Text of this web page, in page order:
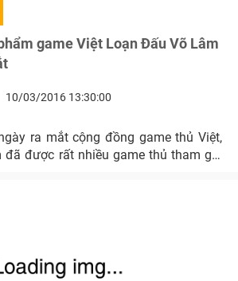
game Việt Loạn Đấu Võ Lâm
10/03/2016 13:30:00
ra mắt cộng đồng game thủ Việt,
đã được rất nhiều game thủ tham gia